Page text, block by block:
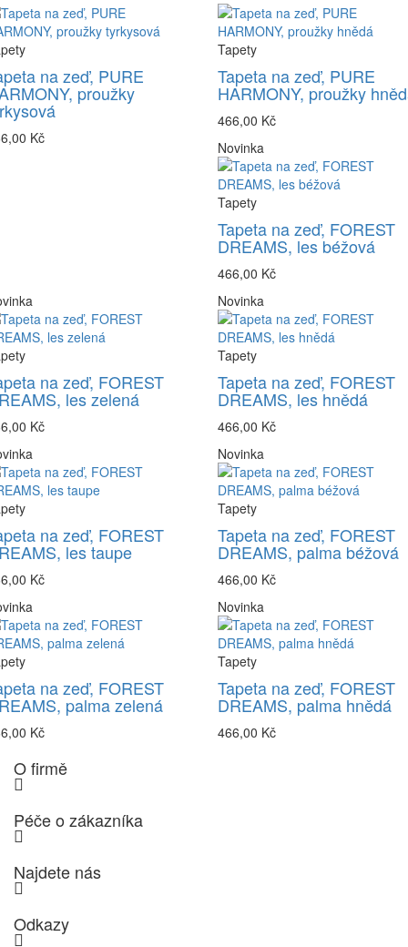
na zeď, PURE
proužky
Kč
Tapety
Tapeta na zeď, PURE
HARMONY, proužky
466,00 Kč
Novinka
Tapety
Tapeta na zeď, FOREST
DREAMS, les béžová
466,00 Kč
na zeď, FOREST
les zelená
Kč
Novinka
Tapety
Tapeta na zeď, FOREST
DREAMS, les hnědá
466,00 Kč
na zeď, FOREST
les taupe
Kč
Novinka
Tapety
Tapeta na zeď, FOREST
DREAMS, palma béžová
466,00 Kč
na zeď, FOREST
palma zelená
Kč
Novinka
Tapety
Tapeta na zeď, FOREST
DREAMS, palma hnědá
466,00 Kč
O firmě
Péče o zákazníka
Najdete nás
Odkazy